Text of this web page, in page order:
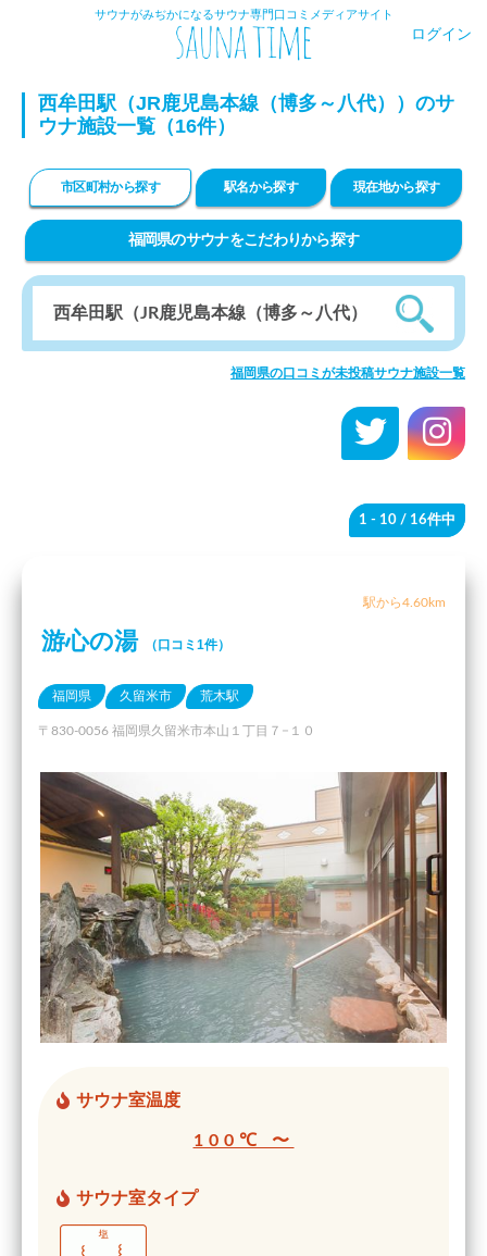
サウナがみぢかになるサウナ専門口コミメディアサイト
ログイン
西牟田駅（JR鹿児島本線（博多～八代））のサ
ウナ施設一覧（16件）
市区町村から探す 駅名から探す 現在地から探す
福岡県のサウナをこだわりから探す
福岡県の口コミが未投稿サウナ施設一覧
1 - 10 / 16件中
駅から4.60km
游心の湯 （口コミ1件）
福岡県 久留米市 荒木駅
〒830-0056 福岡県久留米市本山１丁目７−１０
サウナ室温度
100℃ 〜
サウナ室タイプ